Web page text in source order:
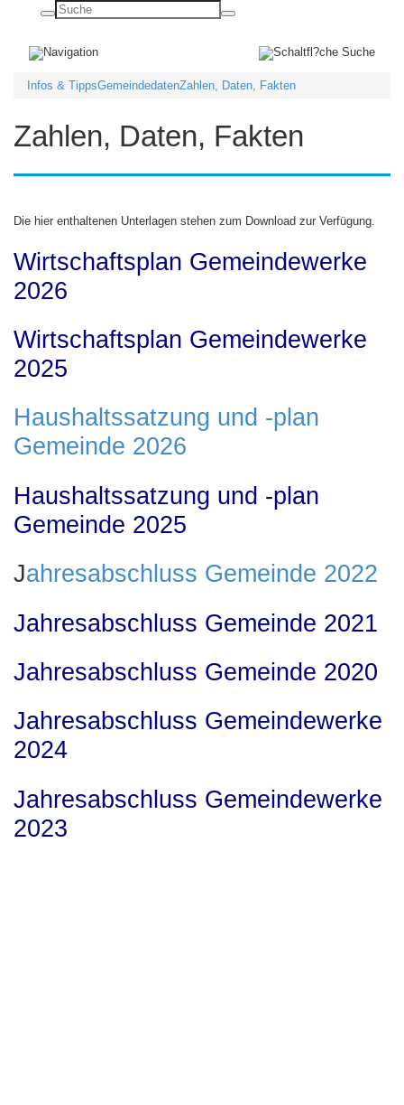
Basisnavigation
ein-/ausblenden
Infos & TippsGemeindedatenZahlen, Daten, Fakten
Zahlen, Daten, Fakten
Die hier enthaltenen Unterlagen stehen zum Download zur Verfügung.
Wirtschaftsplan Gemeindewerke
2026
Wirtschaftsplan Gemeindewerke
2025
Haushaltssatzung und -plan
Gemeinde 2026
Haushaltssatzung und -plan
Gemeinde 2025
Jahresabschluss Gemeinde 2022
Jahresabschluss Gemeinde 2021
Jahresabschluss Gemeinde 2020
Jahresabschluss Gemeindewerke
2024
Jahresabschluss Gemeindewerke
2023